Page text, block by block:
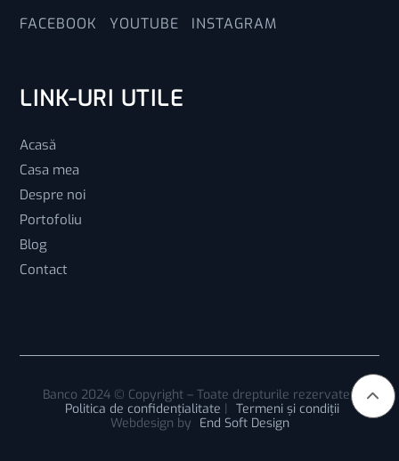
FACEBOOK YOUTUBE INSTAGRAM
LINK-URI UTILE
Acasă
Casa mea
Despre noi
Portofoliu
Blog
Contact
Banco 2024 © Copyright – Toate drepturile rezervate |
Politica de confidențialitate | Termeni și condiții
Webdesign by End Soft Design